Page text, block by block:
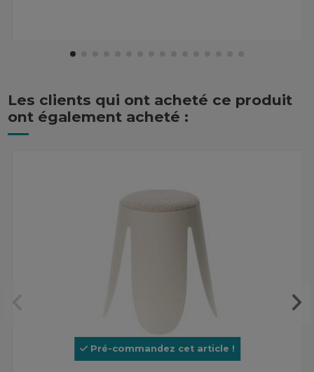
Les clients qui ont acheté ce produit
ont également acheté :
Pré-commandez cet article !